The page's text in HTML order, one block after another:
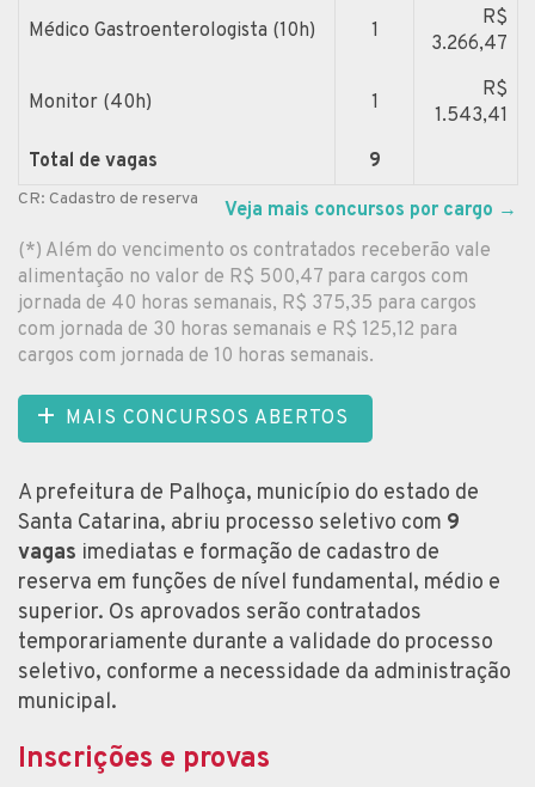
Médico Gastroenterologista (10h) 1
R$
3.266,47
Monitor (40h) 1
R$
1.543,41
Total de vagas
9
CR: Cadastro de reserva Veja mais concursos por cargo →
(*) Além do vencimento os contratados receberão vale
alimentação no valor de R$ 500,47 para cargos com
jornada de 40 horas semanais, R$ 375,35 para cargos
com jornada de 30 horas semanais e R$ 125,12 para
cargos com jornada de 10 horas semanais.
MAIS CONCURSOS ABERTOS
A prefeitura de Palhoça, município do estado de
Santa Catarina, abriu processo seletivo com 9
vagas imediatas e formação de cadastro de
reserva em funções de nível fundamental, médio e
superior. Os aprovados serão contratados
temporariamente durante a validade do processo
seletivo, conforme a necessidade da administração
municipal.
Inscrições e provas